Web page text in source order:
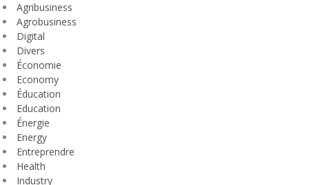
Agribusiness
Agrobusiness
Digital
Divers
Économie
Economy
Éducation
Education
Énergie
Energy
Entreprendre
Health
Industry